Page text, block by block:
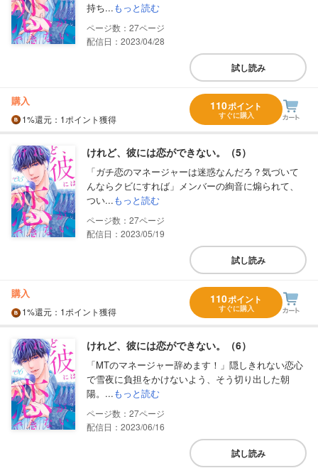
持ち...もっと読む
27
配信日：2023/04/28
試し読み
購入
1%還元 ：1ポイント獲得
110ポイント
すぐに購入
けれど、彼には恋ができない。（5）
「ガチ恋のマネージャーは迷惑なんだろ？気づいて
んならクビにすれば」メンバーの絢音に煽られて、
つい...もっと読む
27
配信日：2023/05/19
試し読み
購入
1%還元 ：1ポイント獲得
110ポイント
すぐに購入
けれど、彼には恋ができない。（6）
「MTのマネージャー辞めます！」隠しきれない恋心
で雪夜に負担をかけないよう、そう切り出した朝
陽。...もっと読む
27
配信日：2023/06/16
試し読み